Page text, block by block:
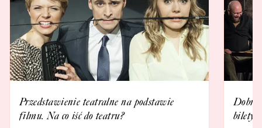
Przedstawienie teatralne na podstawie
filmu. Na co iść do teatru?
bilety